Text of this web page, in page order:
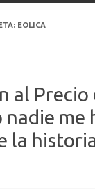
EOLICA
al
nadie me
la